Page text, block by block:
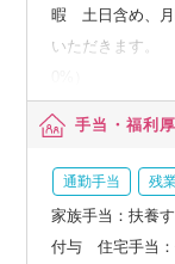
暇 土日含め、月
いただきます。
手当・福利
通勤手当 残
家族手当：扶養
付与 住宅手当